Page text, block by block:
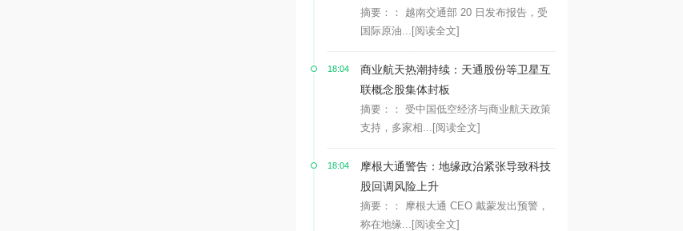
摘要：： 越南交通部 20 日发布报告，受
国际原油... [阅读全文]
18:04
商业航天热潮持续：天通股份等卫星互
联概念股集体封板
摘要：： 受中国低空经济与商业航天政策
支持，多家相... [阅读全文]
18:04
摩根大通警告：地缘政治紧张导致科技
股回调风险上升
摘要：： 摩根大通 CEO 戴蒙发出预警，
称在地缘... [阅读全文]